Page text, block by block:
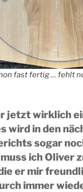
fast fertig … fehlt
jetzt wirklich
wird in den
sogar
ich Oliver
er mir
immer